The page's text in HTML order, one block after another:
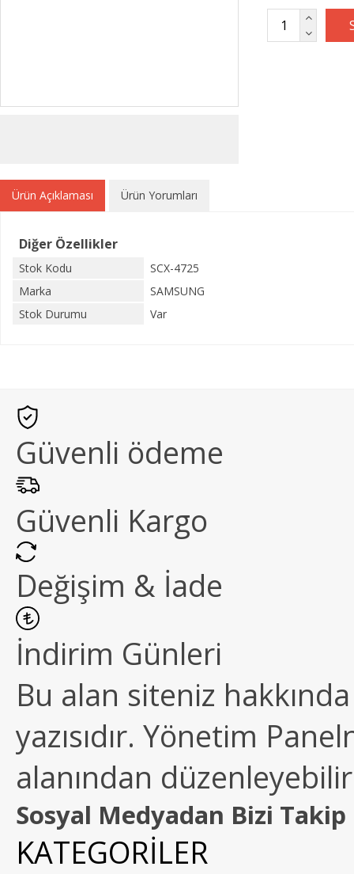
Ürün Açıklaması Ürün Yorumları
Diğer Özellikler
Stok Kodu
SCX-4725
Marka
SAMSUNG
Stok Durumu
Var
Güvenli ödeme
Güvenli Kargo
Değişim & İade
İndirim Günleri
Bu alan siteniz
yazısıdır. Yönetim
alanından
Sosyal Medyadan Bizi Takip
KATEGORİLER